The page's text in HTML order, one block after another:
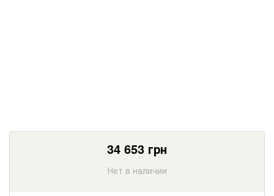
34 653 грн
Нет в наличии